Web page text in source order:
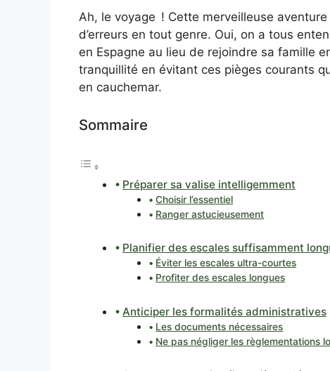
Ah, le voyage ! Cette merveilleuse
d’erreurs en tout genre. Oui, on a tous
en Espagne au lieu de rejoindre sa famille
tranquillité en évitant ces pièges courants
en cauchemar.
Sommaire
Préparer sa valise intelligemment
Choisir l’essentiel
Ranger astucieusement
Planifier des escales suffisamment
Éviter les escales ultra-courtes
Profiter des escales longues
Anticiper les formalités administratives
Les documents nécessaires
Ne pas négliger les règlementations